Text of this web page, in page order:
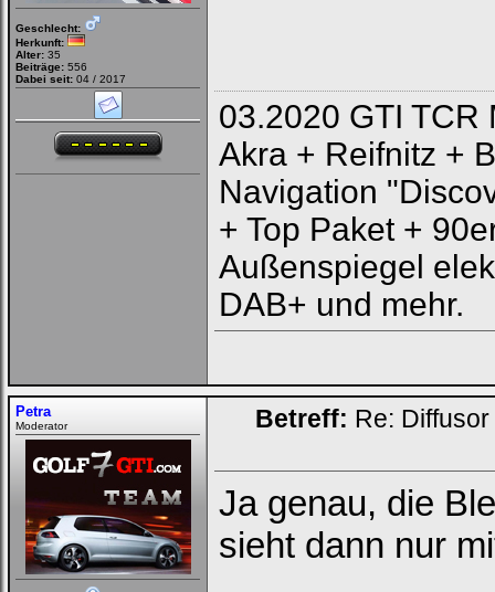
Geschlecht:
Herkunft:
Alter: 35
Beiträge: 556
Dabei seit: 04 / 2017
03.2020 GTI TCR
Akra + Reifnitz +
Navigation
+ Top Paket +
Außenspiegel
DAB+ und mehr.
Petra
Moderator Betreff: Re:
Ja genau, die
sieht dann nur